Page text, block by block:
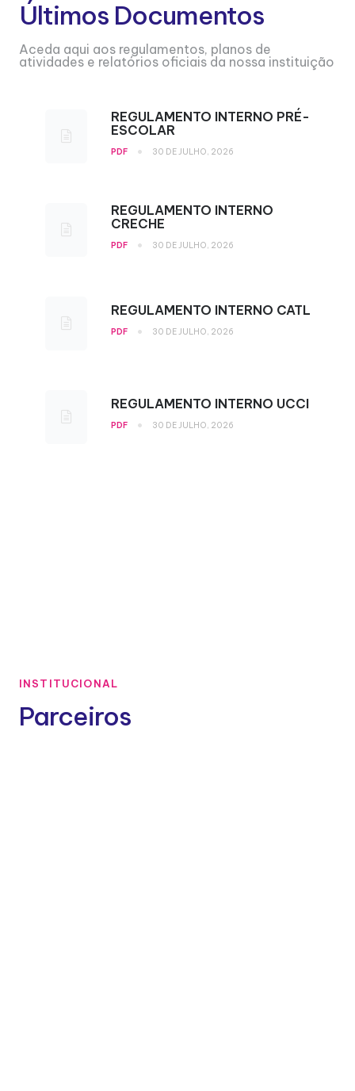
Últimos Documentos
Aceda aqui aos regulamentos, planos de
atividades e relatórios oficiais da nossa instituição
REGULAMENTO INTERNO PRÉ-
ESCOLAR
PDF • 30 DE JULHO, 2026
REGULAMENTO INTERNO
CRECHE
PDF • 30 DE JULHO, 2026
REGULAMENTO INTERNO CATL
PDF • 30 DE JULHO, 2026
REGULAMENTO INTERNO UCCI
PDF • 30 DE JULHO, 2026
INSTITUCIONAL
Parceiros